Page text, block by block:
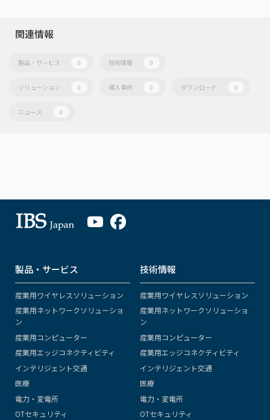
関連情報
製品・サービス 0 技術情報 0
ソリューション 0 導入事例 0 ダウンロード 0
ニュース 0
製品・サービス
産業用ワイヤレスソリューション
産業用ネットワークソリューショ
ン
産業用コンピューター
産業用エッジコネクティビティ
インテリジェント交通
医療
電力・変電所
OTセキュリティ
技術情報
産業用ワイヤレスソリューション
産業用ネットワークソリューショ
ン
産業用コンピューター
産業用エッジコネクティビティ
インテリジェント交通
医療
電力・変電所
OTセキュリティ